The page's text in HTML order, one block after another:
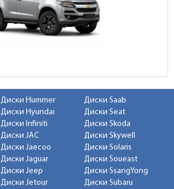
Диски Hummer
Диски Hyundai
Диски Infiniti
Диски JAC
Диски Jaecoo
Диски Jaguar
Диски Jeep
Диски Jetour
Диски Saab
Диски Seat
Диски Skoda
Диски Skywell
Диски Solaris
Диски Soueast
Диски SsangYong
Диски Subaru